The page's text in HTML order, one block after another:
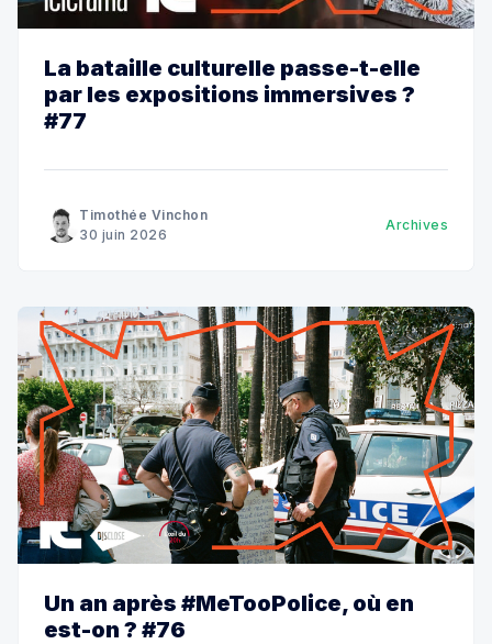
La bataille culturelle passe-t-elle
par les expositions immersives ?
#77
Timothée Vinchon
30 juin 2026
Archives
Un an après #MeTooPolice, où en
est-on ? #76